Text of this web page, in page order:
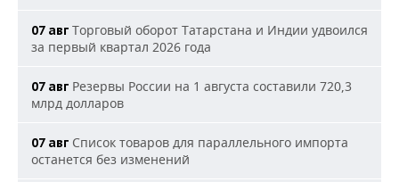
07 авг Торговый оборот Татарстана и Индии удвоился
за первый квартал 2026 года
07 авг Резервы России на 1 августа составили 720,3
млрд долларов
07 авг Список товаров для параллельного импорта
останется без изменений